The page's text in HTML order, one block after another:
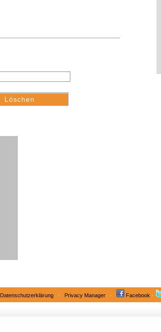
Datenschutzerklärung · Privacy Manager · Facebook ·